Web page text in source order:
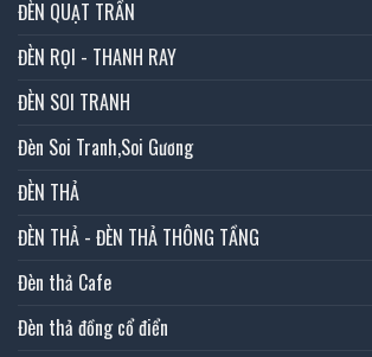
ĐÈN QUẠT TRẦN
ĐÈN RỌI - THANH RAY
ĐÈN SOI TRANH
Đèn Soi Tranh,Soi Gương
ĐÈN THẢ
ĐÈN THẢ - ĐÈN THẢ THÔNG TẦNG
Đèn thả Cafe
Đèn thả đồng cổ điển